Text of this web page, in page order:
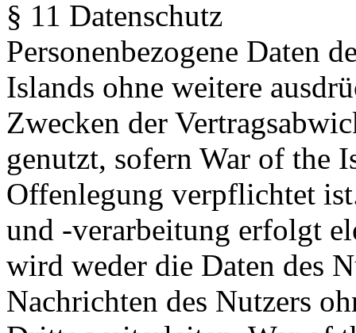
§ 11 Datenschutz
Personenbezogene Daten
Islands ohne weitere
Zwecken der
genutzt, sofern War of the
Offenlegung verpflichtet
und -verarbeitung erfolgt
wird weder die Daten des
Nachrichten des Nutzers